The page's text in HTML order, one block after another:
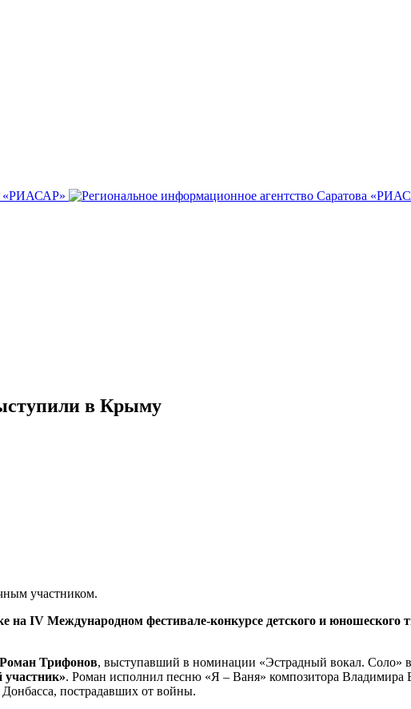
в Крыму
участником.
на IV Международном фестивале-конкурсе детского и юношеского
Трифонов, выступавший в номинации «Эстрадный вокал. Соло» в
. Роман исполнил песню «Я – Ваня» композитора Владимира
пострадавших от войны.